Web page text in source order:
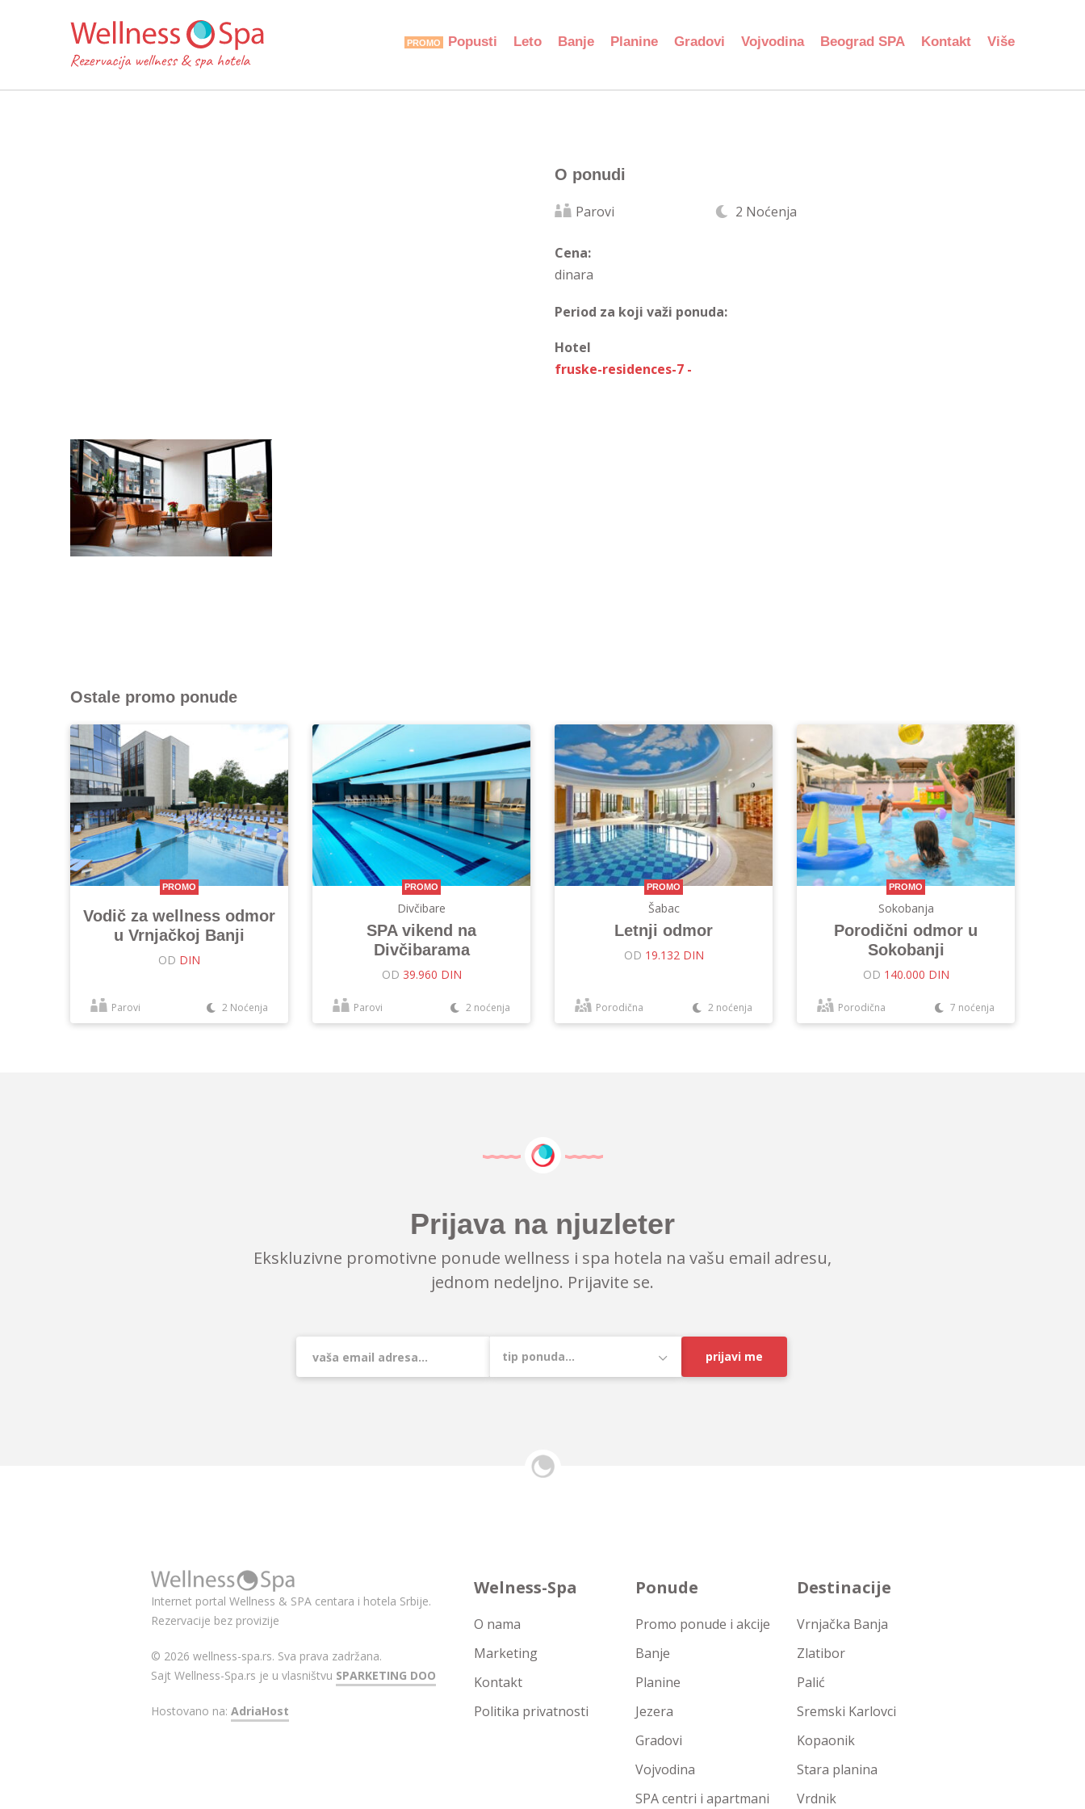
Popusti Leto Banje Planine Gradovi Vojvodina Beograd SPA Kontakt Više
O ponudi
Parovi 2 Noćenja
Cena:
dinara
Period za koji važi ponuda:
Hotel
fruske-residences-7 -
Ostale promo ponude
PROMO
Vodič za wellness odmor
u Vrnjačkoj Banji
OD DIN
Parovi 2 Noćenja
PROMO
Divčibare
SPA vikend na
Divčibarama
OD 39.960 DIN
Parovi 2 noćenja
PROMO
Šabac
Letnji odmor
OD 19.132 DIN
Porodična 2 noćenja
PROMO
Sokobanja
Porodični odmor u
Sokobanji
OD 140.000 DIN
Porodična 7 noćenja
Prijava na njuzleter
Ekskluzivne promotivne ponude wellness i spa hotela na vašu email adresu,
jednom nedeljno. Prijavite se.
prijavi me
Internet portal Wellness & SPA centara i hotela Srbije.
Rezervacije bez provizije
© 2026 wellness-spa.rs. Sva prava zadržana.
Sajt Wellness-Spa.rs je u vlasništvu SPARKETING DOO
Hostovano na: AdriaHost
Welness-Spa
O nama
Marketing
Kontakt
Politika privatnosti
Ponude
Promo ponude i akcije
Banje
Planine
Jezera
Gradovi
Vojvodina
SPA centri i apartmani
Destinacije
Vrnjačka Banja
Zlatibor
Palić
Sremski Karlovci
Kopaonik
Stara planina
Vrdnik